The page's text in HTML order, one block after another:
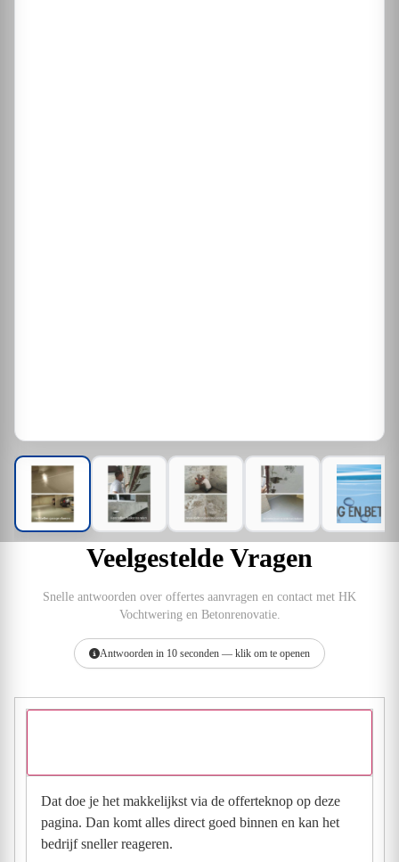
Veelgestelde Vragen
Snelle antwoorden over offertes aanvragen en contact met HK
Vochtwering en Betonrenovatie.
Antwoorden in 10 seconden — klik om te openen
Dat doe je het makkelijkst via de offerteknop op deze
pagina. Dan komt alles direct goed binnen en kan het
bedrijf sneller reageren.